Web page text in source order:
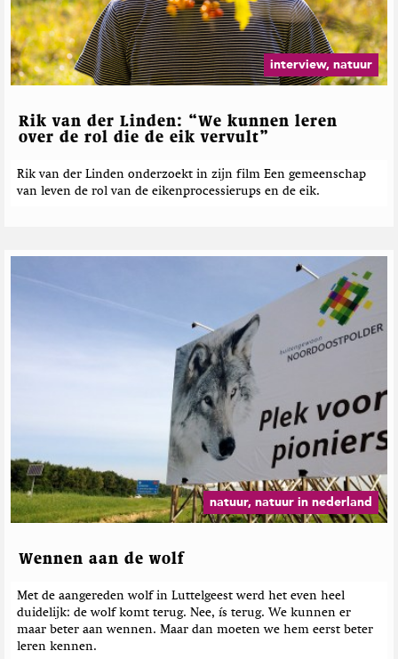
interview, natuur
Rik van der Linden: “We kunnen leren
over de rol die de eik vervult”
Rik van der Linden onderzoekt in zijn film Een gemeenschap
van leven de rol van de eikenprocessierups en de eik.
natuur, natuur in nederland
Wennen aan de wolf
Met de aangereden wolf in Luttelgeest werd het even heel
duidelijk: de wolf komt terug. Nee, ís terug. We kunnen er
maar beter aan wennen. Maar dan moeten we hem eerst beter
leren kennen.